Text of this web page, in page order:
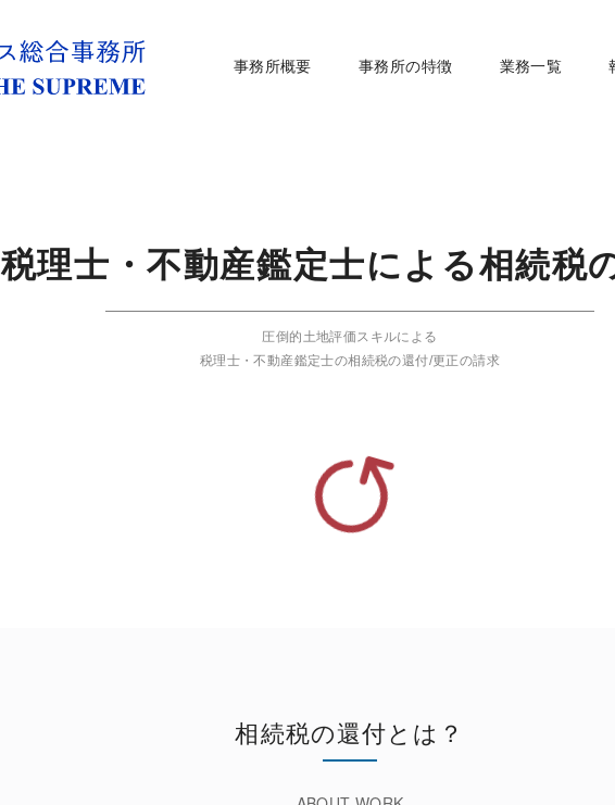
事務所概要 事務所の特徴 業務一覧
税理士・不動産鑑定士による相続税
圧倒的土地評価スキルによる
税理士・不動産鑑定士の相続税の還付/更正の請求
相続税の還付とは？